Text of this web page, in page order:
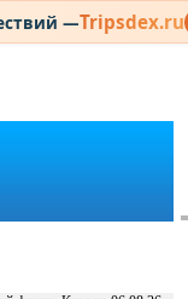
—Tripsdex.ru